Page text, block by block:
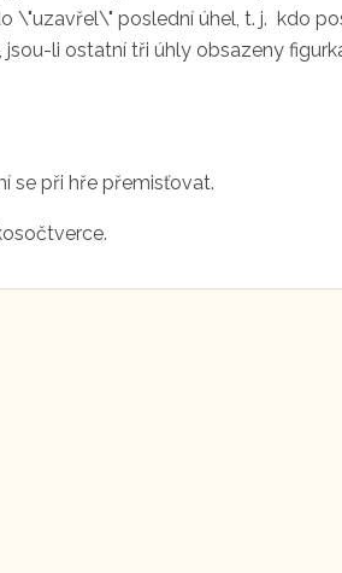
\"uzavřel\" poslední úhel, t. j. kdo
li ostatní tři úhly obsazeny
se při hře přemisťovat.